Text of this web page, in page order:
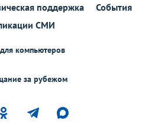
поддержка
События
СМИ
компьютеров
за рубежом